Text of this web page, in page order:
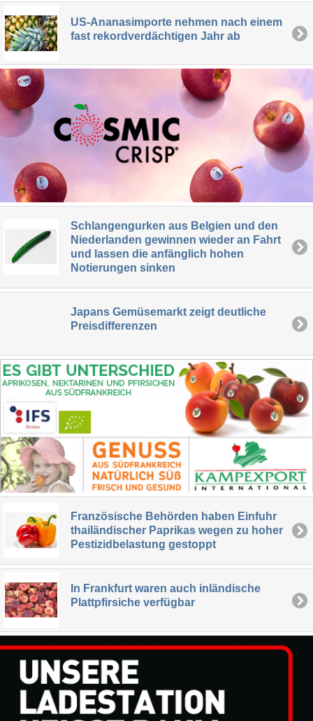
US-Ananasimporte nehmen nach einem
fast rekordverdächtigen Jahr ab
Schlangengurken aus Belgien und den
Niederlanden gewinnen wieder an Fahrt
und lassen die anfänglich hohen
Notierungen sinken
Japans Gemüsemarkt zeigt deutliche
Preisdifferenzen
Französische Behörden haben Einfuhr
thailändischer Paprikas wegen zu hoher
Pestizidbelastung gestoppt
In Frankfurt waren auch inländische
Plattpfirsiche verfügbar